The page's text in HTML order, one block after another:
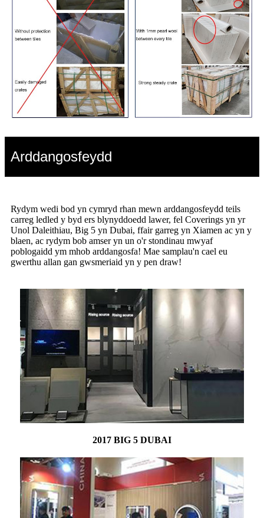
Arddangosfeydd
Rydym wedi bod yn cymryd rhan mewn arddangosfeydd teils
carreg ledled y byd ers blynyddoedd lawer, fel Coverings yn yr
Unol Daleithiau, Big 5 yn Dubai, ffair garreg yn Xiamen ac yn y
blaen, ac rydym bob amser yn un o'r stondinau mwyaf
poblogaidd ym mhob arddangosfa! Mae samplau'n cael eu
gwerthu allan gan gwsmeriaid yn y pen draw!
2017 BIG 5 DUBAI